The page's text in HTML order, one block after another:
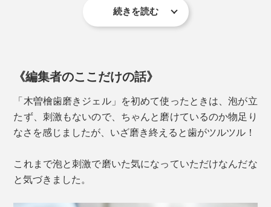
＊実際のアメニティーは、上画像のチューブタイプ
超えるエステサロン、歯科医院、調剤薬局チェーンなど
で引っ張りだこの人気商品に。
2022年には、アスリートたちが本当にいいと思う商品
のみを認定した「世界トップアスリート公式認定」にも
選ばれています。
続きを読む
《編集者のここだけの話》
「木曽檜歯磨きジェル」を初めて使ったときは、泡が立
たず、刺激もないので、ちゃんと磨けているのか物足り
なさを感じましたが、いざ磨き終えると歯がツルツル！
これまで泡と刺激で磨いた気になっていただけなんだな
と気づきました。